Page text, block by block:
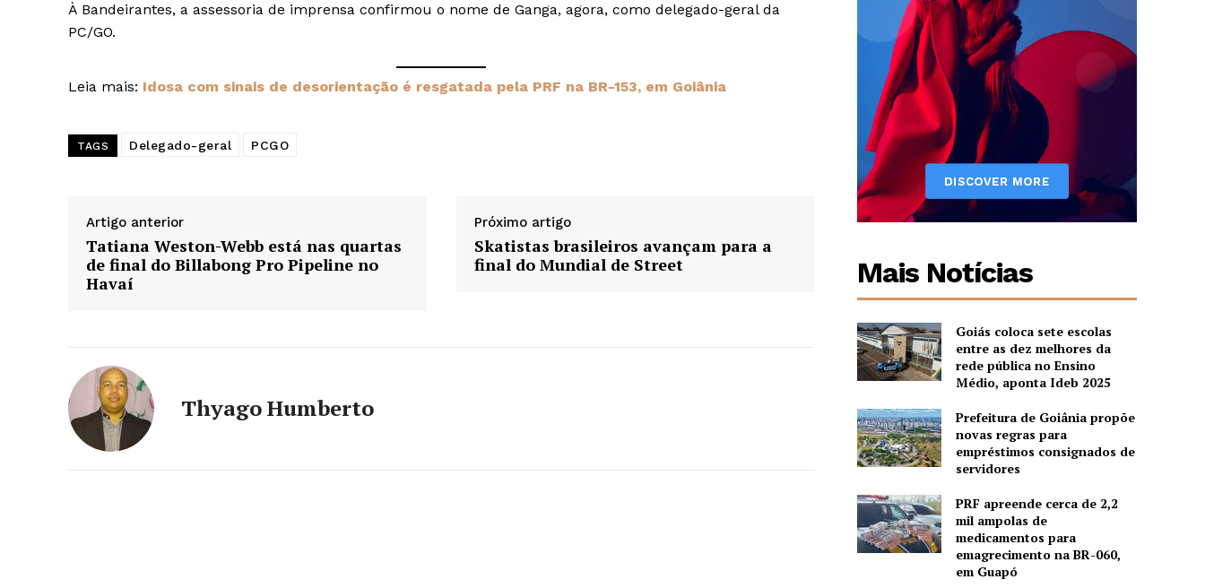
À Bandeirantes, a assessoria de imprensa confirmou o nome de Ganga, agora, como delegado-geral da
PC/GO.
Leia mais: Idosa com sinais de desorientação é resgatada pela PRF na BR-153, em Goiânia
TAGS Delegado-geral PCGO
Artigo anterior
Tatiana Weston-Webb está nas quartas
de final do Billabong Pro Pipeline no
Havaí
Próximo artigo
Skatistas brasileiros avançam para a
final do Mundial de Street
Thyago Humberto
Mais Notícias
Goiás coloca sete escolas
entre as dez melhores da
rede pública no Ensino
Médio, aponta Ideb 2025
Prefeitura de Goiânia propõe
novas regras para
empréstimos consignados de
servidores
PRF apreende cerca de 2,2
mil ampolas de
medicamentos para
emagrecimento na BR-060,
em Guapó